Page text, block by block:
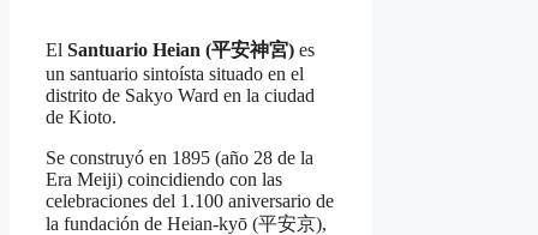
El Santuario Heian (平安神宮) es
un santuario sintoísta situado en el
distrito de Sakyo Ward en la ciudad
de Kioto.
Se construyó en 1895 (año 28 de la
Era Meiji) coincidiendo con las
celebraciones del 1.100 aniversario de
la fundación de Heian-kyō (平安京),